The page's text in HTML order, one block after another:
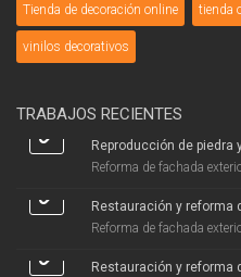
Tienda de decoración online tienda
vinilos decorativos
TRABAJOS RECIENTES
Reproducción de piedra
Reforma de fachada
Restauración y reforma
Reforma de fachada
Restauración y reforma